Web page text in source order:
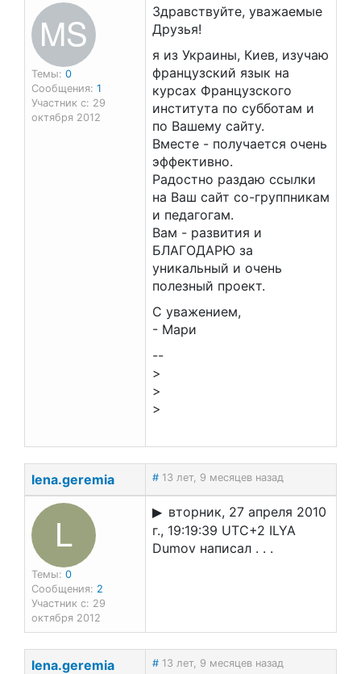
MS
Темы: 0
Сообщения: 1
Участник с: 29
октября 2012
Здравствуйте, уважаемые
Друзья!
я из Украины, Киев, изучаю
французский язык на
курсах Французского
института по субботам и
по Вашему сайту.
Вместе - получается очень
эффективно.
Радостно раздаю ссылки
на Ваш сайт со-группникам
и педагогам.
Вам - развития и
БЛАГОДАРЮ за
уникальный и очень
полезный проект.
С уважением,
- Мари
--
>
>
>
lena.geremia # 13 лет, 9 месяцев назад
L
Темы: 0
Сообщения: 2
Участник с: 29
октября 2012
вторник, 27 апреля 2010
г., 19:19:39 UTC+2 ILYA
Dumov написал . . .
lena.geremia # 13 лет, 9 месяцев назад